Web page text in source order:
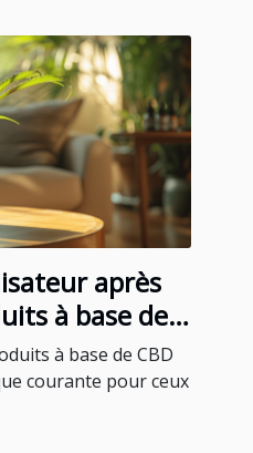
après
à base de
à base de CBD
courante pour ceux